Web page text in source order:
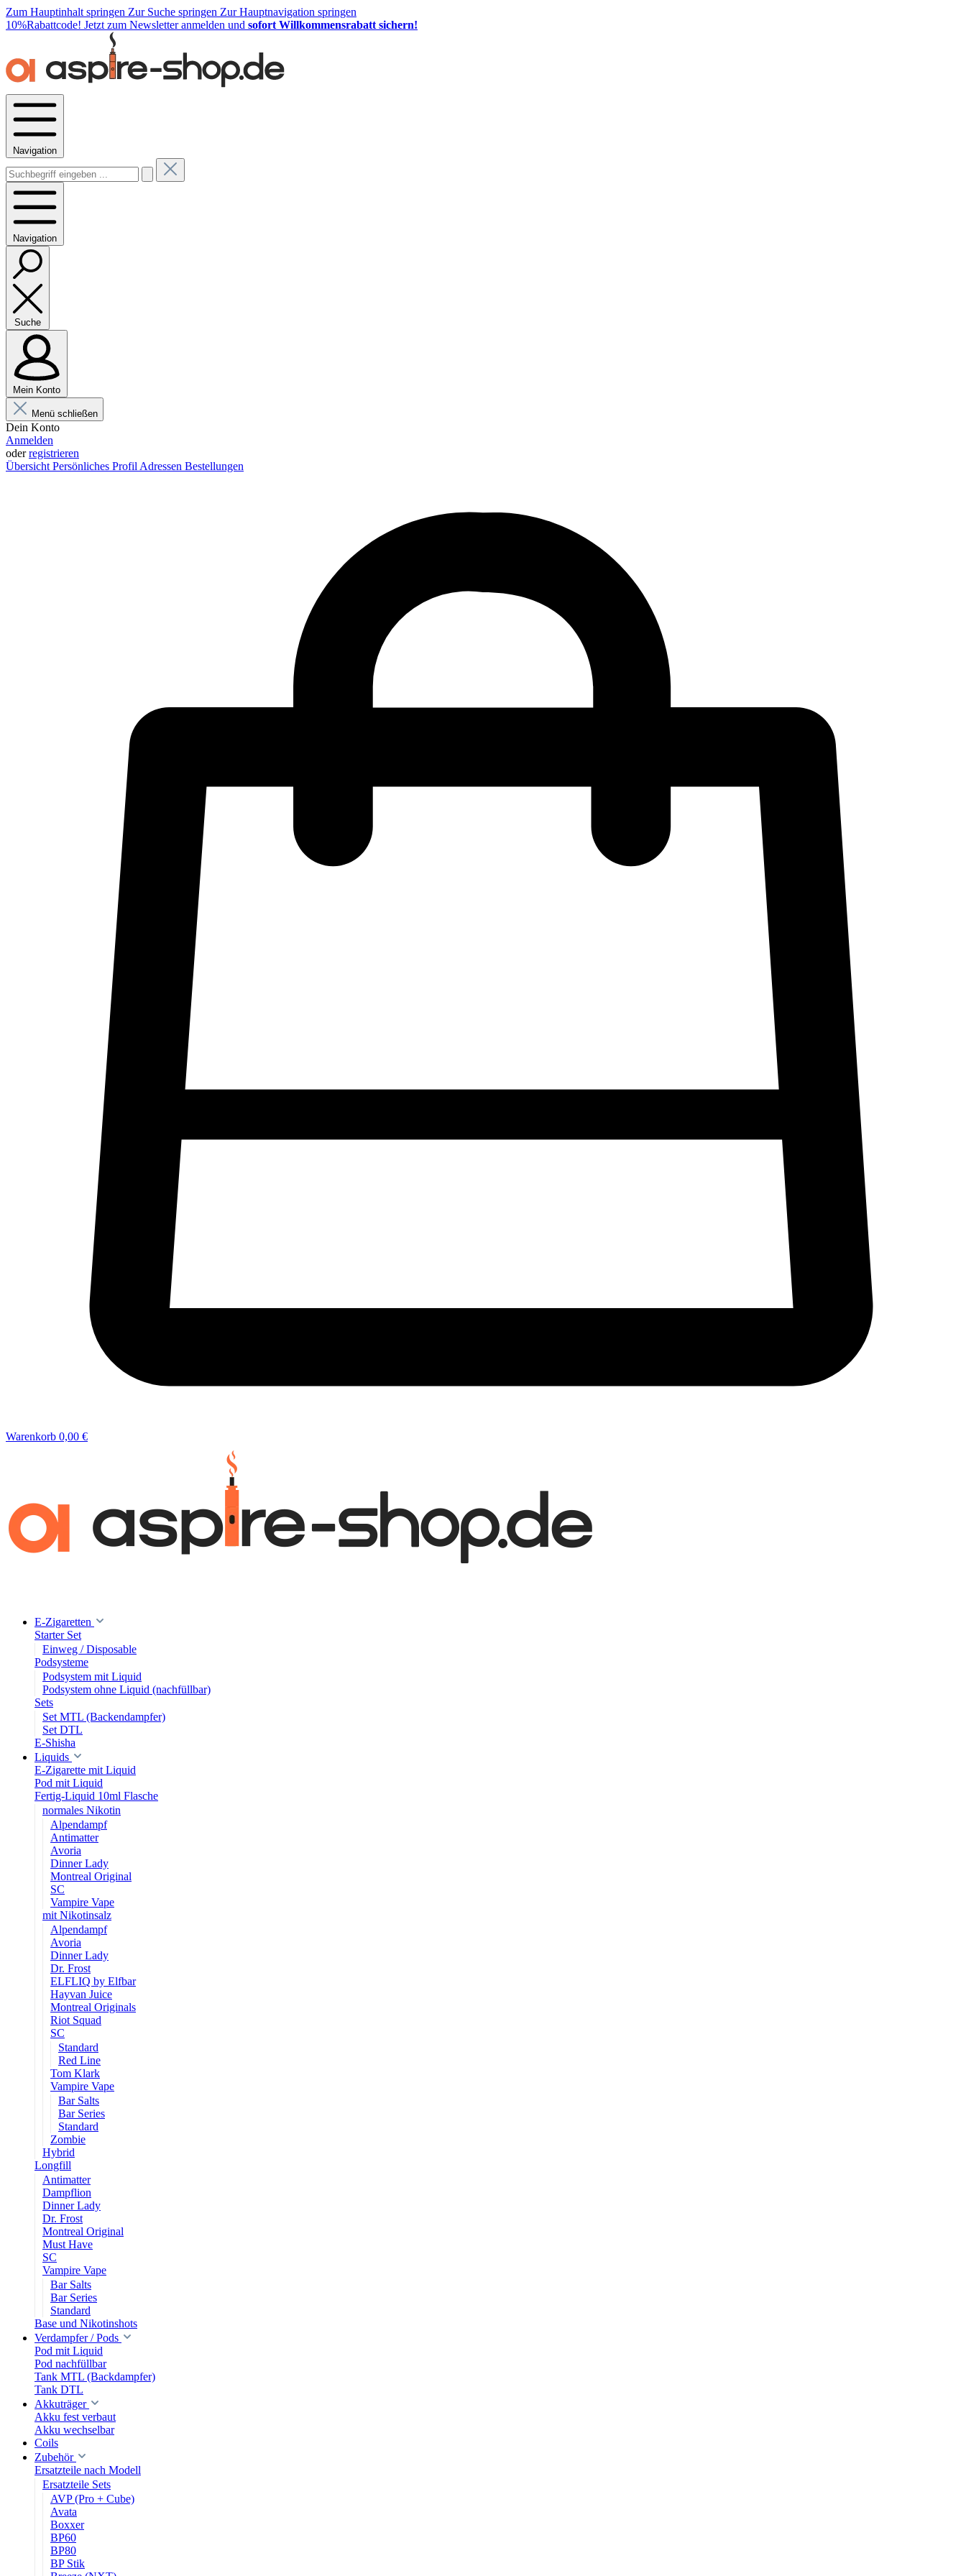
Zum Hauptinhalt springen Zur Suche springen Zur Hauptnavigation springen
10%Rabattcode! Jetzt zum Newsletter anmelden und sofort Willkommensrabatt sichern!
Navigation
Navigation
Suche
Mein Konto
Menü schließen
Dein Konto
Anmelden
oderregistrieren
Übersicht Persönliches Profil Adressen Bestellungen
Warenkorb 0,00 €
E-Zigaretten
Starter Set
Einweg / Disposable
Podsysteme
Podsystem mit Liquid
Podsystem ohne Liquid (nachfüllbar)
Sets
Set MTL (Backendampfer)
Set DTL
E-Shisha
Liquids
E-Zigarette mit Liquid
Pod mit Liquid
Fertig-Liquid 10ml Flasche
normales Nikotin
Alpendampf
Antimatter
Avoria
Dinner Lady
Montreal Original
SC
Vampire Vape
mit Nikotinsalz
Alpendampf
Avoria
Dinner Lady
Dr. Frost
ELFLIQ by Elfbar
Hayvan Juice
Montreal Originals
Riot Squad
SC
Standard
Red Line
Tom Klark
Vampire Vape
Bar Salts
Bar Series
Standard
Zombie
Hybrid
Longfill
Antimatter
Dampflion
Dinner Lady
Dr. Frost
Montreal Original
Must Have
SC
Vampire Vape
Bar Salts
Bar Series
Standard
Base und Nikotinshots
Verdampfer / Pods
Pod mit Liquid
Pod nachfüllbar
Tank MTL (Backdampfer)
Tank DTL
Akkuträger
Akku fest verbaut
Akku wechselbar
Coils
Zubehör
Ersatzteile nach Modell
Ersatzteile Sets
AVP (Pro + Cube)
Avata
Boxxer
BP60
BP80
BP Stik